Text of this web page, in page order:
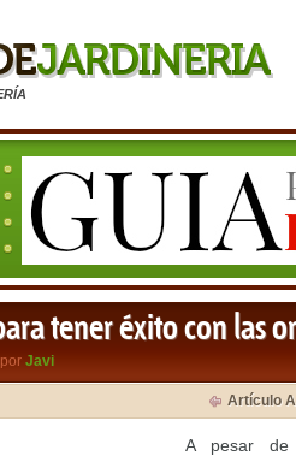
tener éxito con las
Javi
Artículo
A pesar